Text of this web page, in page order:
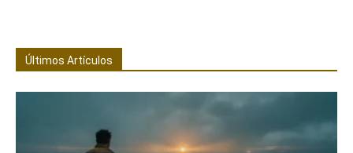
Últimos Artículos